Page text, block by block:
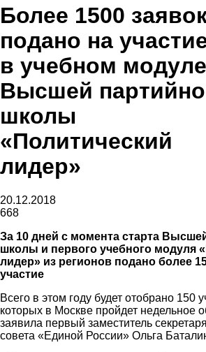
Более 1500
подано на
в учебном модуле
Высшей
школы
«Политический
лидер»
20.12.2018
668
За 10 дней с момента старта
школы и первого учебного модуля
лидер» из регионов подано более
участие
Всего в этом году будет отобрано 150
которых в Москве пройдет недельное
заявила первый заместитель
совета «Единой России» Ольга